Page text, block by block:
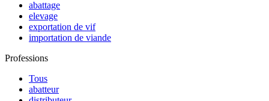
abattage
elevage
exportation de vif
importation de viande
Professions
Tous
abatteur